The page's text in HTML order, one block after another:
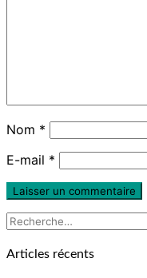
Nom *
E-mail *
Rechercher :
Articles récents